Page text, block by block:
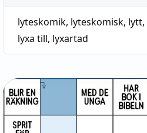
lyteskomik, lyteskomisk, lytt,
lyxa till, lyxartad